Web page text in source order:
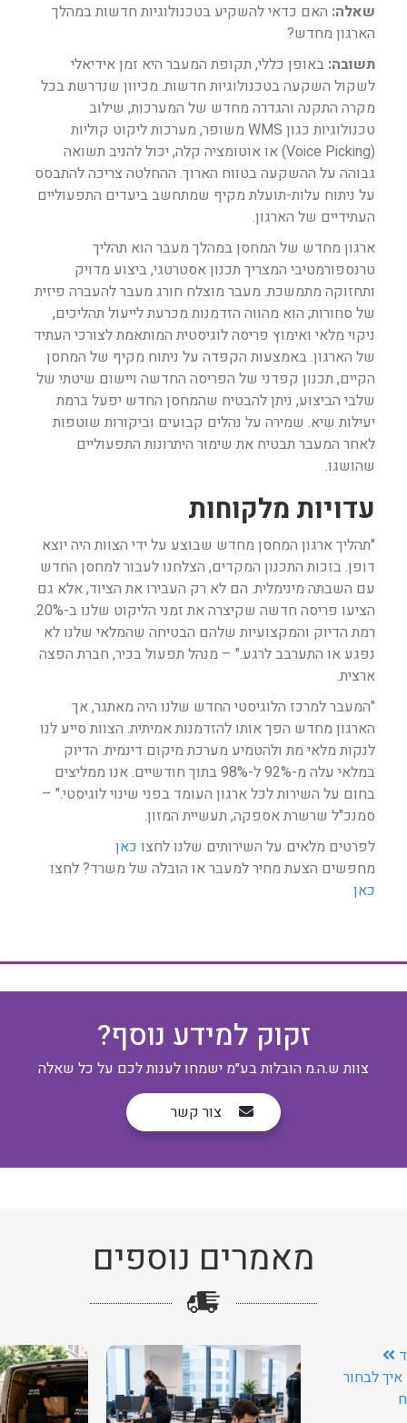
שאלה: האם כדאי להשקיע בטכנולוגיות חדשות במהלך
הארגון מחדש?
תשובה: באופן כללי, תקופת המעבר היא זמן אידיאלי
לשקול השקעה בטכנולוגיות חדשות. מכיוון שנדרשת בכל
מקרה התקנה והגדרה מחדש של המערכות, שילוב
טכנולוגיות כגון WMS משופר, מערכות ליקוט קוליות
(Voice Picking) או אוטומציה קלה, יכול להניב תשואה
גבוהה על ההשקעה בטווח הארוך. ההחלטה צריכה להתבסס
על ניתוח עלות-תועלת מקיף שמתחשב ביעדים התפעוליים
העתידיים של הארגון.
ארגון מחדש של המחסן במהלך מעבר הוא תהליך
טרנספורמטיבי המצריך תכנון אסטרטגי, ביצוע מדויק
ותחזוקה מתמשכת. מעבר מוצלח חורג מעבר להעברה פיזית
של סחורות; הוא מהווה הזדמנות מכרעת לייעול תהליכים,
ניקוי מלאי ואימוץ פריסה לוגיסטית המותאמת לצורכי העתיד
של הארגון. באמצעות הקפדה על ניתוח מקיף של המחסן
הקיים, תכנון קפדני של הפריסה החדשה ויישום שיטתי של
שלבי הביצוע, ניתן להבטיח שהמחסן החדש יפעל ברמת
יעילות שיא. שמירה על נהלים קבועים וביקורות שוטפות
לאחר המעבר תבטיח את שימור היתרונות התפעוליים
שהושגו.
עדויות מלקוחות
"תהליך ארגון המחסן מחדש שבוצע על ידי הצוות היה יוצא
דופן. בזכות התכנון המקדים, הצלחנו לעבור למחסן החדש
עם השבתה מינימלית. הם לא רק העבירו את הציוד, אלא גם
הציעו פריסה חדשה שקיצרה את זמני הליקוט שלנו ב-20%.
רמת הדיוק והמקצועיות שלהם הבטיחה שהמלאי שלנו לא
נפגע או התערבב לרגע." – מנהל תפעול בכיר, חברת הפצה
ארצית.
"המעבר למרכז הלוגיסטי החדש שלנו היה מאתגר, אך
הארגון מחדש הפך אותו להזדמנות אמיתית. הצוות סייע לנו
לנקות מלאי מת ולהטמיע מערכת מיקום דינמית. הדיוק
במלאי עלה מ-92% ל-98% בתוך חודשיים. אנו ממליצים
בחום על השירות לכל ארגון העומד בפני שינוי לוגיסטי." –
סמנכ"ל שרשרת אספקה, תעשיית המזון.
לפרטים מלאים על השירותים שלנו לחצו כאן
מחפשים הצעת מחיר למעבר או הובלה של משרד? לחצו
כאן
זקוק למידע נוסף?
צוות ש.ה.מ הובלות בע״מ ישמחו לענות לכם על כל שאלה
צור קשר
מאמרים נוספים
לבחור